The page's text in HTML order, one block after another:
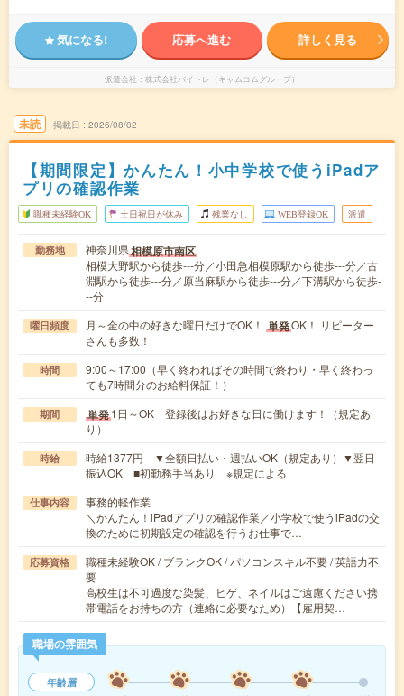
気になる! 応募へ進む 詳しく見る
派遣会社 株式会社バイトレ（キャムコムグループ）
未読 掲載日 2026/08/02
【期間限定】かんたん！小中学校で使うiPadア
プリの確認作業
職種未経験OK 土日祝日が休み 残業なし WEB登録OK 派遣
勤務地 神奈川県相模原市南区
相模大野駅から徒歩---分／小田急相模原駅から徒歩---分／古
淵駅から徒歩---分／原当麻駅から徒歩---分／下溝駅から徒歩-
--分
曜日頻度 月～金の中の好きな曜日だけでOK！ 単発OK！ リピーター
さんも多数！
時間
9:00～17:00（早く終わればその時間で終わり・早く終わっ
ても7時間分のお給料保証！）
期間 単発1日～OK 登録後はお好きな日に働けます！（規定あ
り）
時給
時給1377円 ▼全額日払い・週払いOK（規定あり）▼翌日
振込OK ■初勤務手当あり ※規定による
仕事内容
事務的軽作業
＼かんたん！iPadアプリの確認作業／小学校で使うiPadの交
換のために初期設定の確認を行うお仕事で…
応募資格
職種未経験OK / ブランクOK / パソコンスキル不要 / 英語力不
要
高校生は不可過度な染髪、ヒゲ、ネイルはご遠慮ください携
帯電話をお持ちの方（連絡に必要なため）【雇用契…
職場の雰囲気
年齢層